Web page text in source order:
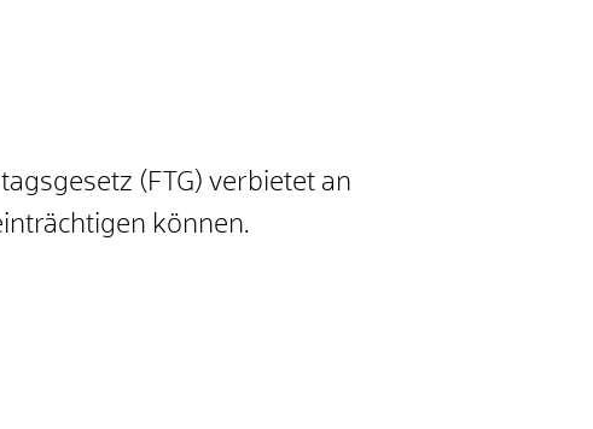
(FTG) verbietet an
können.